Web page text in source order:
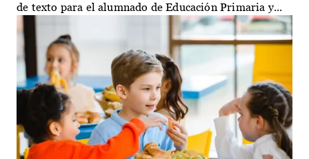
de texto para el alumnado de Educación Primaria y...